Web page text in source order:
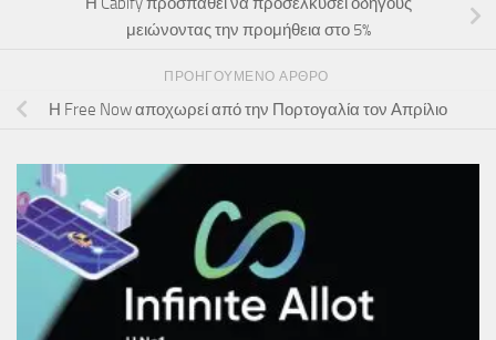
μειώνοντας την προμήθεια στο 5%
ΠΡΟΗΓΟΎΜΕΝΟ ΆΡΘΡΟ
Η Free Now αποχωρεί από την Πορτογαλία τον Απρίλιο